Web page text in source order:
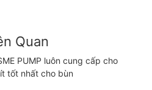
Quan
PUMP luôn cung cấp cho
tốt nhất cho bùn